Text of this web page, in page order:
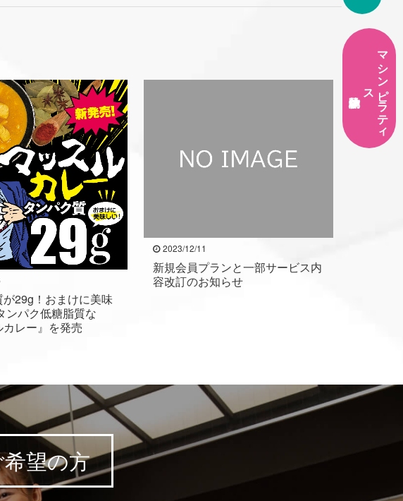
が29g！おまけに美味
ンパク低糖脂質な
カレー』を発売
2023/12/11
新規会員プランと一部サービス内
容改訂のお知らせ
望の方
マ
シ
ン
ピ ラ
テ
ィ
ス